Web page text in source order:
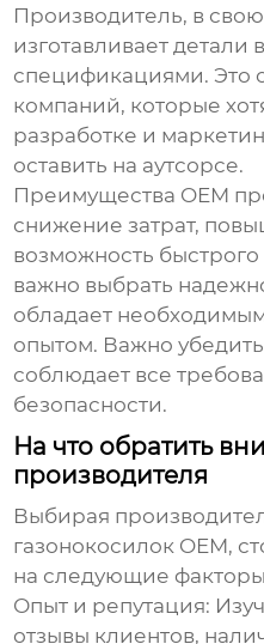
Производитель, в
изготавливает детали
спецификациями. Это
компаний, которые
разработке и
оставить на аутсорсе.
Преимущества OEM
снижение затрат,
возможность
важно выбрать
обладает
опытом. Важно
соблюдает все
безопасности.
На что обратить
производителя
Выбирая
газонокосилок OEM,
на следующие
Опыт и репутация:
отзывы клиентов,